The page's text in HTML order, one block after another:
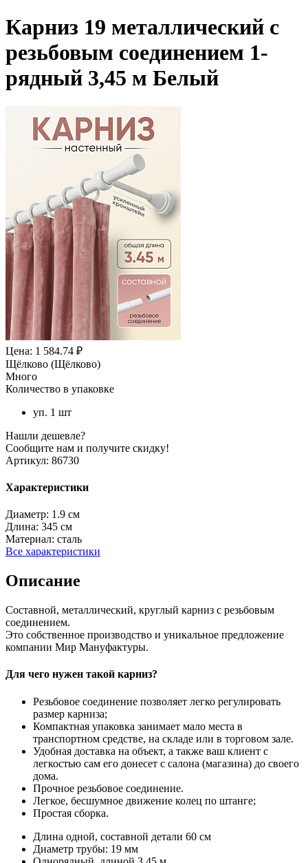
Карниз 19 металлический с
резьбовым соединением 1-
рядный 3,45 м Белый
Цена: 1 584.74 ₽
Щёлково (Щёлково)
Много
Количество в упаковке
уп. 1 шт
Нашли дешевле?
Сообщите нам и получите скидку!
Артикул: 86730
Характеристики
Диаметр: 1.9 см
Длина: 345 см
Материал: сталь
Все характеристики
Описание
Составной, металлический, круглый карниз с резьбовым
соединением.
Это собственное производство и уникальное предложение
компании Мир Мануфактуры.
Для чего нужен такой карниз?
Резьбовое соединение позволяет легко регулировать
размер карниза;
Компактная упаковка занимает мало места в
транспортном средстве, на складе или в торговом зале.
Удобная доставка на объект, а также ваш клиент с
легкостью сам его донесет с салона (магазина) до своего
дома.
Прочное резьбовое соединение.
Легкое, бесшумное движение колец по штанге;
Простая сборка.
Длина одной, составной детали 60 см
Диаметр трубы: 19 мм